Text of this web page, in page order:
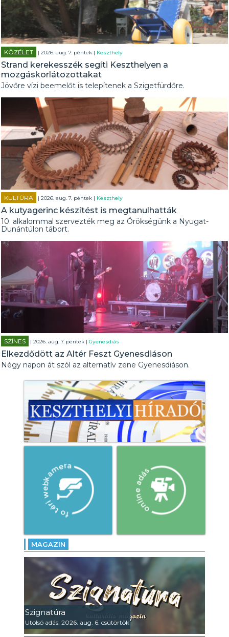
KÖZÉLET | 2026. aug. 7. péntek | Keszthely
Strand kerekesszék segíti Keszthelyen a
mozgáskorlátozottakat
Jövőre vízi beemelőt is telepítenek a Szigetfürdőre.
KULTÚRA | 2026. aug. 7. péntek | Keszthely
A kutyagerinc készítést is megtanulhatták
10. alkalommal szervezték meg az Örökségünk a Nyugat-
Dunántúlon tábort.
SZÍNES | 2026. aug. 7. péntek |Gyenesdiás
Elkezdődött az Altér Feszt Gyenesdiáson
Négy napon át szól az alternatív zene Gyenesdiáson.
MAGAZIN
Szignatúra
Utolsó adás: 2026. aug. 6. csütörtök